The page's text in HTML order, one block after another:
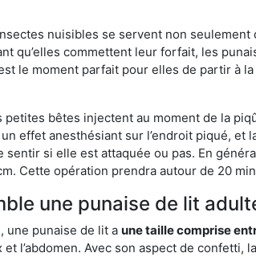
nuisibles se servent non
qu’elles commettent leur forfait, les
le moment parfait pour elles de partir à
bêtes injectent au moment de la
effet anesthésiant sur l’endroit piqué,
sentir si elle est attaquée ou pas. En
Cette opération prendra autour de 20
une punaise de lit
une punaise de lit a une taille comprise
et l’abdomen. Avec son aspect de